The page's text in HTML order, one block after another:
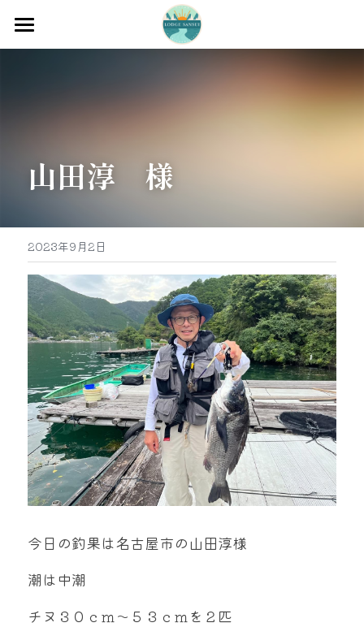
ホーム
牡蠣販売
グッズ販売
駐車場
お問い合わせ
0597-32-0573
mtok0617love@yahoo.co.jp
お問い合わせ
山田淳　様
2023年9月2日
今日の釣果は名古屋市の山田淳様
潮は中潮
チヌ３０ｃｍ～５３ｃｍを２匹